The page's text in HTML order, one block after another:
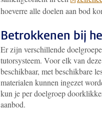
hoeverre alle doelen aan bod
Betrokkenen bij
Er zijn verschillende
tutorsysteem. Voor elk van
beschikbaar, met beschikbare
materialen kunnen ingezet
kun je per doelgroep
aanbod.